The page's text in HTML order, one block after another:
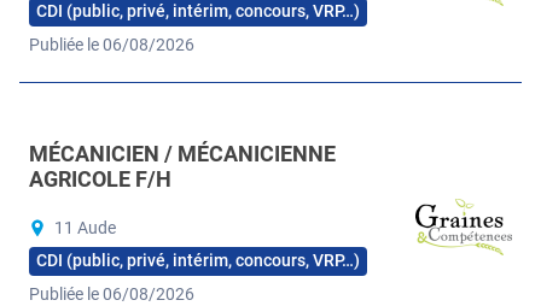
CDI (public, privé, intérim, concours, VRP…)
Publiée le 06/08/2026
MÉCANICIEN / MÉCANICIENNE
AGRICOLE F/H
11 Aude
CDI (public, privé, intérim, concours, VRP…)
Publiée le 06/08/2026